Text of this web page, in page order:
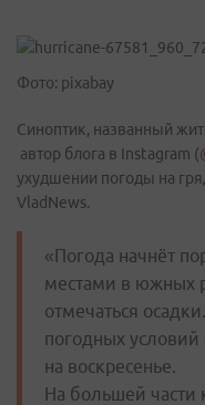
Фото: pixabay
Синоптик, названный
автор блога в Instagram (
ухудшении погоды на
VladNews.
«Погода начнёт
местами в южных
отмечаться
погодных условий
на воскресенье.
На большей части